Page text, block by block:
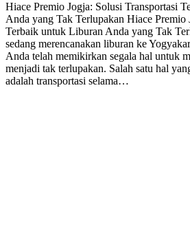
Hiace Premio Jogja: Solusi Transportasi
Anda yang Tak Terlupakan Hiace Premio
Terbaik untuk Liburan Anda yang Tak
sedang merencanakan liburan ke
Anda telah memikirkan segala hal untuk
menjadi tak terlupakan. Salah satu hal
adalah transportasi selama…